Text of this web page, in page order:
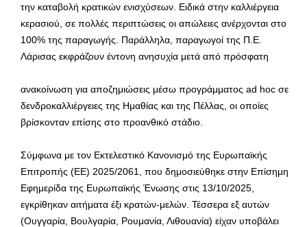
την καταβολή κρατικών ενισχύσεων. Ειδικά στην καλλιέργεια
κερασιού, σε πολλές περιπτώσεις οι απώλειες ανέρχονται στο
100% της παραγωγής. Παράλληλα, παραγωγοί της Π.Ε.
Λάρισας εκφράζουν έντονη ανησυχία μετά από πρόσφατη
ανακοίνωση για αποζημιώσεις μέσω προγράμματος ad hoc σε
δενδροκαλλιέργειες της Ημαθίας και της Πέλλας, οι οποίες
βρίσκονταν επίσης στο προανθικό στάδιο.
Σύμφωνα με τον Εκτελεστικό Κανονισμό της Ευρωπαϊκής
Επιτροπής (ΕΕ) 2025/2061, που δημοσιεύθηκε στην Επίσημη
Εφημερίδα της Ευρωπαϊκής Ένωσης στις 13/10/2025,
εγκρίθηκαν αιτήματα έξι κρατών-μελών. Τέσσερα εξ αυτών
(Ουγγαρία, Βουλγαρία, Ρουμανία, Λιθουανία) είχαν υποβάλει